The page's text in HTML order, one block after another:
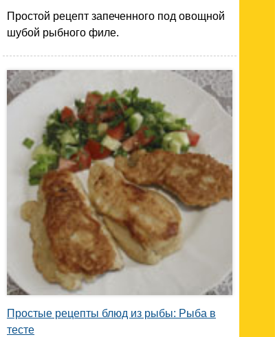
Простой рецепт запеченного под овощной
шубой рыбного филе.
Простые рецепты блюд из рыбы: Рыба в
тесте